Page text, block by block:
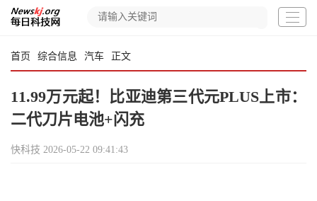
首页 综合信息 汽车 正文
11.99万元起！比亚迪第三代元PLUS上市：
二代刀片电池+闪充
快科技 2026-05-22 09:41:43